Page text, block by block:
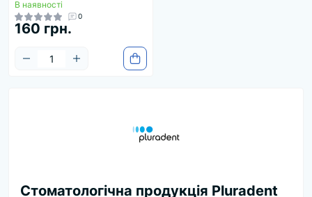
В наявності
0
160 грн.
Стоматологічна продукція Pluradent